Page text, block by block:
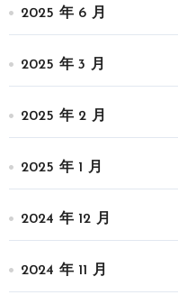
2025 年 6 月
2025 年 3 月
2025 年 2 月
2025 年 1 月
2024 年 12 月
2024 年 11 月